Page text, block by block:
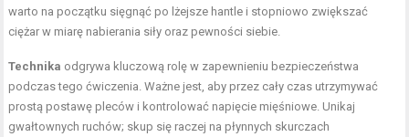
warto na początku sięgnąć po lżejsze hantle i stopniowo zwiększać
ciężar w miarę nabierania siły oraz pewności siebie.
Technika odgrywa kluczową rolę w zapewnieniu bezpieczeństwa
podczas tego ćwiczenia. Ważne jest, aby przez cały czas utrzymywać
prostą postawę pleców i kontrolować napięcie mięśniowe. Unikaj
gwałtownych ruchów; skup się raczej na płynnych skurczach